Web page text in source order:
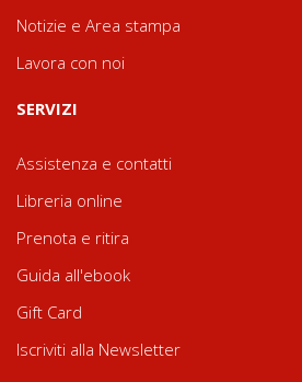
Notizie e Area stampa
Lavora con noi
SERVIZI
Assistenza e contatti
Libreria online
Prenota e ritira
Guida all'ebook
Gift Card
Iscriviti alla Newsletter